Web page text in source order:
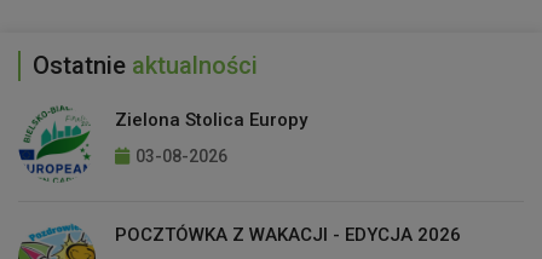
Ostatnie aktualności
Zielona Stolica Europy
03-08-2026
POCZTÓWKA Z WAKACJI - EDYCJA 2026